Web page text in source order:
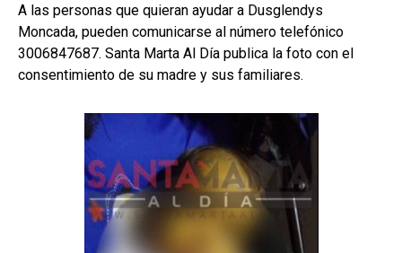
A las personas que quieran ayudar a Dusglendys
Moncada, pueden comunicarse al número telefónico
3006847687. Santa Marta Al Día publica la foto con el
consentimiento de su madre y sus familiares.